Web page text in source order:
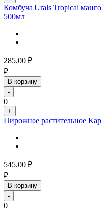
Комбуча Urals Tropical
500мл
285.00 ₽
₽
В корзину
-
0
+
Пирожное растительное
545.00 ₽
₽
В корзину
-
0